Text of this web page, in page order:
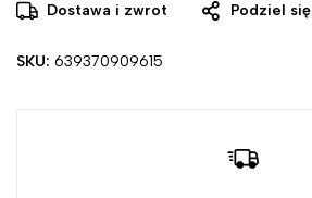
Dostawa i zwrot Podziel się
SKU: 639370909615